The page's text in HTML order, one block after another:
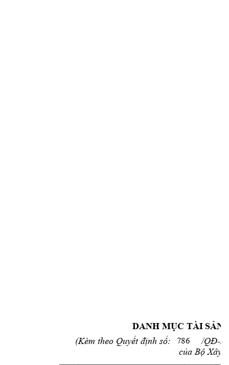
DANH MỤC TÀI SẢN
(Kèm theo Quyết định số:
/QĐ-
của Bộ Xây
786